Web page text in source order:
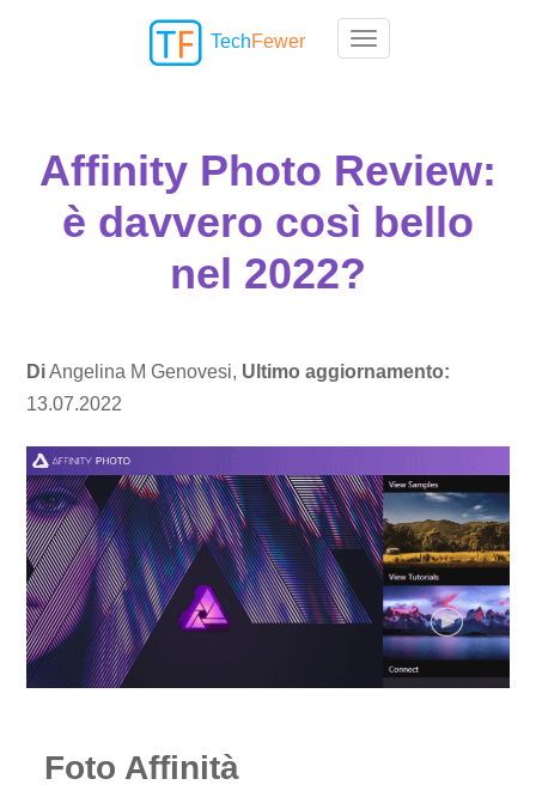
Toggle navigation
TechFewer
Affinity Photo Review:
è davvero così bello
nel 2022?
DiAngelina M Genovesi, Ultimo aggiornamento:
13.07.2022
Foto Affinità